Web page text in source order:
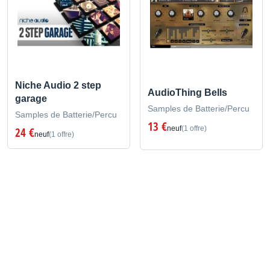
Niche Audio 2 step
garage
Samples de Batterie/Percu
24 €neuf(1 offre)
AudioThing Bells
Samples de Batterie/Percu
13 €neuf(1 offre)